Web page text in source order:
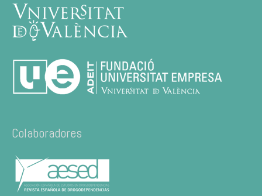
Colaboradores